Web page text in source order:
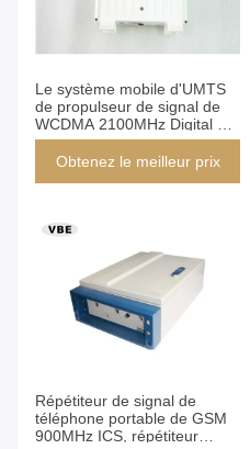
Le système mobile d'UMTS
de propulseur de signal de
WCDMA 2100MHz Digital a
adapté la plage de fréquence
aux besoins du client ICS
Obtenez le meilleur prix
Répétiteur de signal de
téléphone portable de GSM
900MHz ICS, répétiteur